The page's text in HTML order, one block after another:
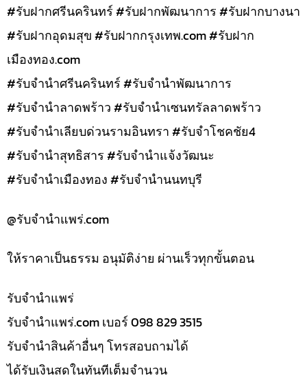
#รับฝากศรีนครินทร์ #รับฝากพัฒนาการ #รับฝากบางนา
#รับฝากอุดมสุข #รับฝากกรุงเทพ.com #รับฝาก
เมืองทอง.com
#รับจำนำศรีนครินทร์ #รับจำนำพัฒนาการ
#รับจำนำลาดพร้าว #รับจำนำเซนทรัลลาดพร้าว
#รับจำนำเลียบด่วนรามอินทรา #รับจำโชคชัย4
#รับจำนำสุทธิสาร #รับจำนำแจ้งวัฒนะ
#รับจำนำเมืองทอง #รับจำนำนนทบุรี
@รับจํานําแพร่.com
ให้ราคาเป็นธรรม อนุมัติง่าย ผ่านเร็วทุกขั้นตอน
รับจํานำแพร่
รับจํานําแพร่.com เบอร์ 098 829 3515
รับจำนำสินค้าอื่นๆ โทรสอบถามได้
ได้รับเงินสดในทันทีเต็มจำนวน